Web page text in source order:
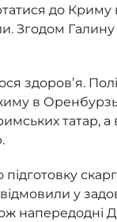
до Криму
Згодом
в
татар, а
підготовку
у
напередодні